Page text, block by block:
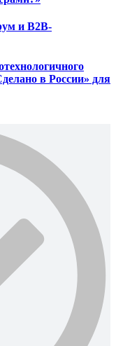
и B2B-
в России» для